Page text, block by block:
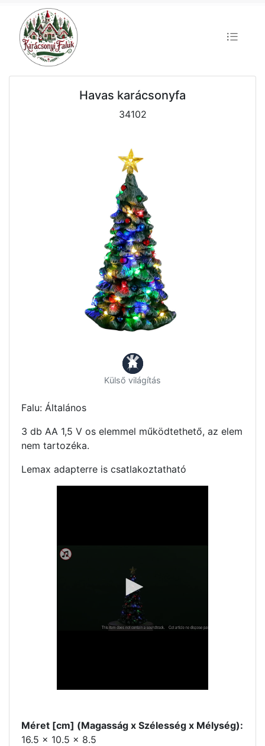
Havas karácsonyfa
34102
Külső világítás
Falu: Általános
3 db AA 1,5 V os elemmel működtethető, az elem
nem tartozéka.
Lemax adapterre is csatlakoztatható
Méret [cm] (Magasság x Szélesség x Mélység):
16.5 x 10.5 x 8.5